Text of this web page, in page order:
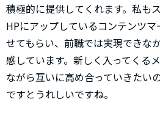
積極的に提供してくれます。私も
HPにアップしているコンテンツ
せてもらい、前職では実現できな
感しています。新しく入ってくる
ながら互いに高め合っていきたい
ですとうれしいですね。